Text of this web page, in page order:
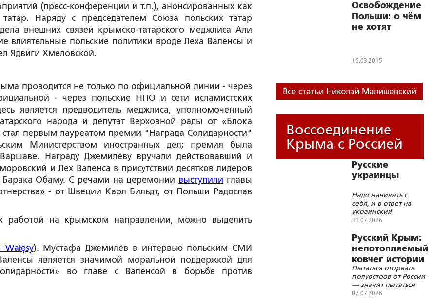
(пресс-конференции и т.п.), анонсированных как
Наряду с председателем Союза польских татар
внешних связей крымско-татарского меджлиса Али
влиятельные польские политики вроде Леха Валенсы и
Ядвиги Хмеловской.
проводится не только по официальной линии - через
- через польские НПО и сети исламистских
является предводитель меджлиса, уполномоченный
народа и депутат Верховной рады от «Блока
первым лауреатом премии "Награда Солидарности"
Министерством иностранных дел; премия была
Награду Джемилёву вручали действовавший и
и Лех Валенса в присутствии десятков лидеров
Обаму. С речами на церемонии выступили главы
- от Швеции Карл Бильдт, от Польши Радослав
работой на крымском направлении, можно выделить
). Мустафа Джемилёв в интервью польским СМИ
является значимой моральной поддержкой для
во главе с Валенсой в борьбе против
Освобождение
Польши: о чём
не хотят
16.03.2015
Все статьи Николай Малишевский
Воссоединение
Крыма с Россией
Русские
украинцы
Надо начинать с
себя, и в ответ на
украинский
национализм стать
великороссами, а
быть русскими во
всей полноте
31.07.2026
Русский Крым:
непотопляемый
ковчег истории
Пытаться оторвать
полуостров от России
— значит пытаться
вырвать само сердце
07.07.2026